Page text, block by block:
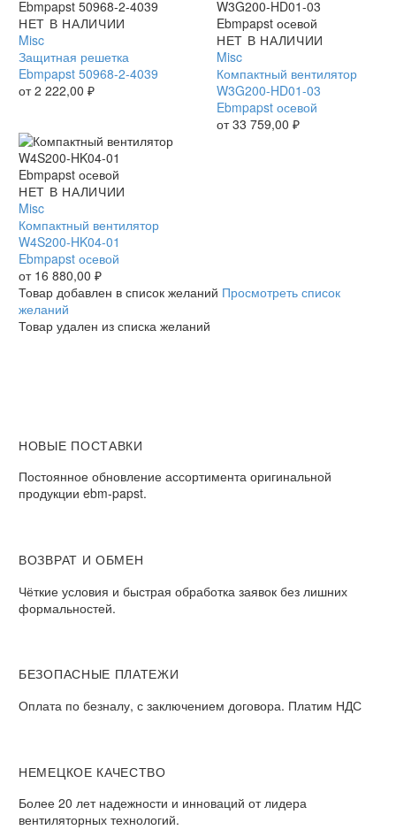
Защитная
решетка
Ebmpapst
50968-
2-
НЕТ В НАЛИЧИИ
Misc
Защитная решетка
Ebmpapst 50968-2-4039
от2 222,00 ₽
Компактный
вентилятор
W3G200-
HD01-
03
Ebmpapst
НЕТ В НАЛИЧИИ
Misc
Компактный вентилятор
W3G200-HD01-03
Ebmpapst осевой
от33 759,00 ₽
Компактный
вентилятор
W4S200-
HK04-
01
Ebmpapst
осевой
НЕТ В НАЛИЧИИ
Misc
Компактный вентилятор
W4S200-HK04-01
Ebmpapst осевой
от 16 880,00 ₽
Товар добавлен в список желаний Просмотреть список
желаний
Товар удален из списка желаний
НОВЫЕ ПОСТАВКИ
Постоянное обновление ассортимента оригинальной
продукции ebm-papst.
ВОЗВРАТ И ОБМЕН
Чёткие условия и быстрая обработка заявок без лишних
формальностей.
БЕЗОПАСНЫЕ ПЛАТЕЖИ
Оплата по безналу, с заключением договора. Платим НДС
НЕМЕЦКОЕ КАЧЕСТВО
Более 20 лет надежности и инноваций от лидера
вентиляторных технологий.